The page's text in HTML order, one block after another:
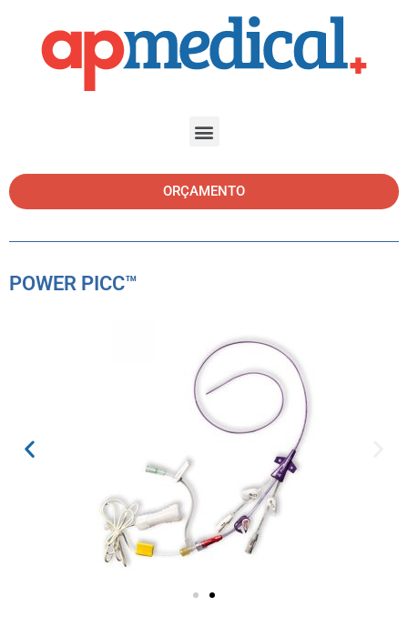
ORÇAMENTO
POWER PICC™